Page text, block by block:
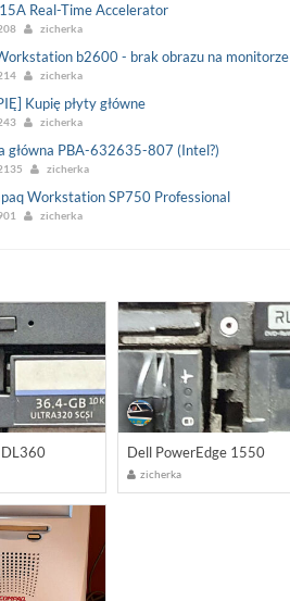
Real-Time Accelerator
zicherka
b2600 - brak obrazu na monitorze
zicherka
Kupię płyty główne
zicherka
główna PBA-632635-807 (Intel?)
zicherka
Workstation SP750 Professional
zicherka
DL360 Dell PowerEdge 1550
zicherka